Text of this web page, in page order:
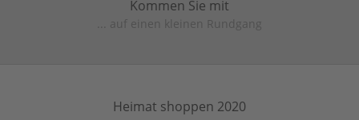
Kommen Sie mit
... auf einen kleinen Rundgang
Heimat shoppen 2020